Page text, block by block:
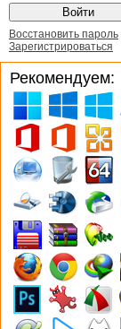
Восстановить пароль
Зарегистрироваться
Рекомендуем: